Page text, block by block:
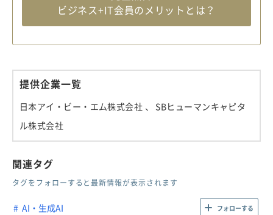
ビジネス+IT会員のメリットとは？
提供企業一覧
日本アイ・ビー・エム株式会社 、 SBヒューマンキャピタ
ル株式会社
関連タグ
タグをフォローすると最新情報が表示されます
AI・生成AI フォローする